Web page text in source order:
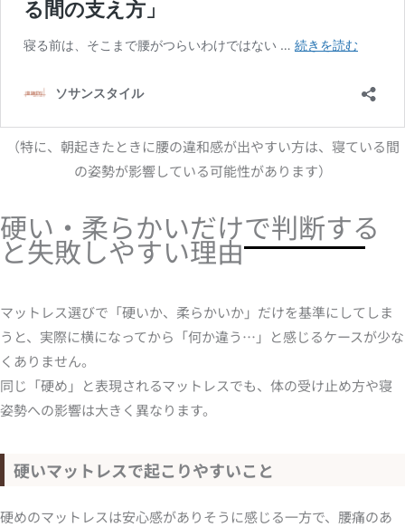
（特に、朝起きたときに腰の違和感が出やすい方は、寝ている間
の姿勢が影響している可能性があります）
硬い・柔らかいだけで判断する
と失敗しやすい理由
マットレス選びで「硬いか、柔らかいか」だけを基準にしてしま
うと、実際に横になってから「何か違う…」と感じるケースが少な
くありません。
同じ「硬め」と表現されるマットレスでも、体の受け止め方や寝
姿勢への影響は大きく異なります。
硬いマットレスで起こりやすいこと
硬めのマットレスは安心感がありそうに感じる一方で、腰痛のあ